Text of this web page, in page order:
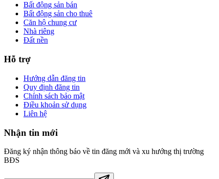
Bất động sản bán
Bất động sản cho thuê
Căn hộ chung cư
Nhà riêng
Đất nền
Hỗ trợ
Hướng dẫn đăng tin
Quy định đăng tin
Chính sách bảo mật
Điều khoản sử dụng
Liên hệ
Nhận tin mới
Đăng ký nhận thông báo về tin đăng mới và xu hướng thị trường
BĐS